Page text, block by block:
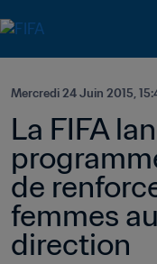
Mercredi 24 Juin 2015,
La FIFA
de
femmes
direction